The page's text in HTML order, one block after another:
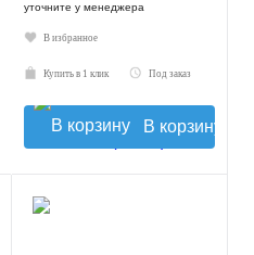
уточните у менеджера
В избранное
Купить в 1 клик Под заказ
В корзину